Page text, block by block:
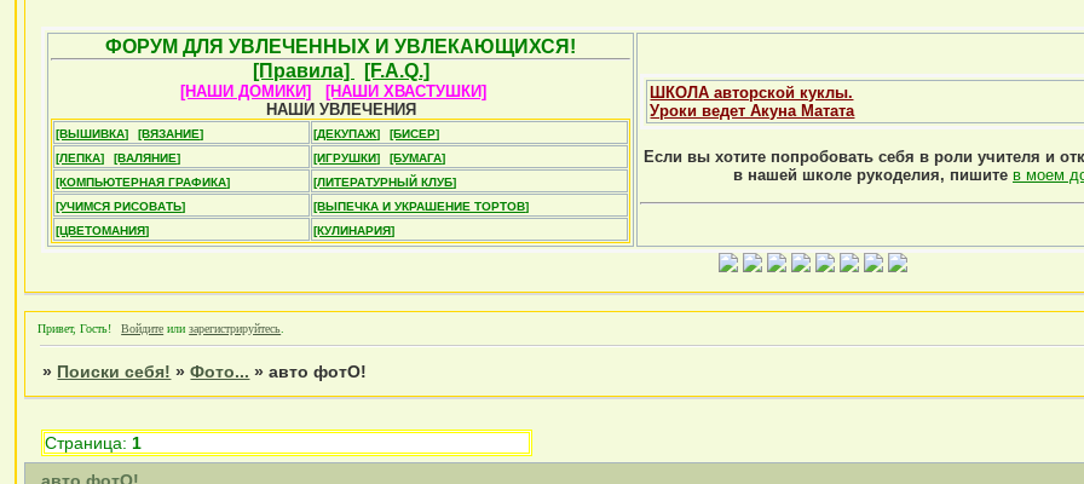
ФОРУМ ДЛЯ УВЛЕЧЕННЫХ И УВЛЕКАЮЩИХСЯ!
[Правила]
[F.A.Q.]
[НАШИ ДОМИКИ]
[НАШИ ХВАСТУШКИ]
НАШИ УВЛЕЧЕНИЯ
[ВЫШИВКА] [ВЯЗАНИЕ] [ДЕКУПАЖ]
[БИСЕР]
[ЛЕПКА]
[ВАЛЯНИЕ] [ИГРУШКИ]
[БУМАГА]
[КОМПЬЮТЕРНАЯ ГРАФИКА]
[ЛИТЕРАТУРНЫЙ КЛУБ]
[УЧИМСЯ РИСОВАТЬ]
[ВЫПЕЧКА И УКРАШЕНИЕ ТОРТОВ]
[ЦВЕТОМАНИЯ]
[КУЛИНАРИЯ]
ШКОЛА авторской куклы.
Уроки ведет Акуна Матата
Если вы хотите попробовать себя в роли учителя и
в нашей школе рукоделия, пишите в моем
Привет, Гость! Войдите илизарегистрируйтесь
» Поиски себя! »Фото... »авто фотО!
Страница: 1